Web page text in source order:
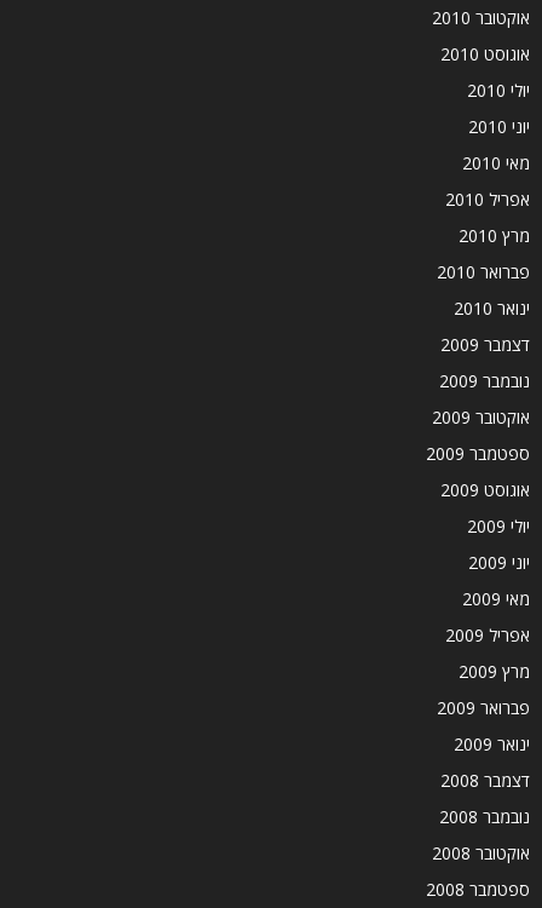
אוקטובר 2010
אוגוסט 2010
יולי 2010
יוני 2010
מאי 2010
אפריל 2010
מרץ 2010
פברואר 2010
ינואר 2010
דצמבר 2009
נובמבר 2009
אוקטובר 2009
ספטמבר 2009
אוגוסט 2009
יולי 2009
יוני 2009
מאי 2009
אפריל 2009
מרץ 2009
פברואר 2009
ינואר 2009
דצמבר 2008
נובמבר 2008
אוקטובר 2008
ספטמבר 2008